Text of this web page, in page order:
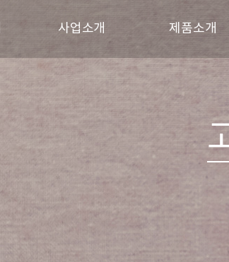
사업소개 제품소개
브랜드
신선제품
육가공제품